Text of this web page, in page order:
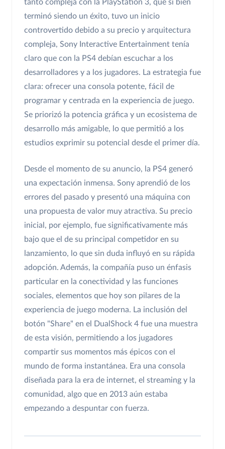
tanto compleja con la PlayStation 3, que si bien
terminó siendo un éxito, tuvo un inicio
controvertido debido a su precio y arquitectura
compleja, Sony Interactive Entertainment tenía
claro que con la PS4 debían escuchar a los
desarrolladores y a los jugadores. La estrategia fue
clara: ofrecer una consola potente, fácil de
programar y centrada en la experiencia de juego.
Se priorizó la potencia gráfica y un ecosistema de
desarrollo más amigable, lo que permitió a los
estudios exprimir su potencial desde el primer día.
Desde el momento de su anuncio, la PS4 generó
una expectación inmensa. Sony aprendió de los
errores del pasado y presentó una máquina con
una propuesta de valor muy atractiva. Su precio
inicial, por ejemplo, fue significativamente más
bajo que el de su principal competidor en su
lanzamiento, lo que sin duda influyó en su rápida
adopción. Además, la compañía puso un énfasis
particular en la conectividad y las funciones
sociales, elementos que hoy son pilares de la
experiencia de juego moderna. La inclusión del
botón "Share" en el DualShock 4 fue una muestra
de esta visión, permitiendo a los jugadores
compartir sus momentos más épicos con el
mundo de forma instantánea. Era una consola
diseñada para la era de internet, el streaming y la
comunidad, algo que en 2013 aún estaba
empezando a despuntar con fuerza.